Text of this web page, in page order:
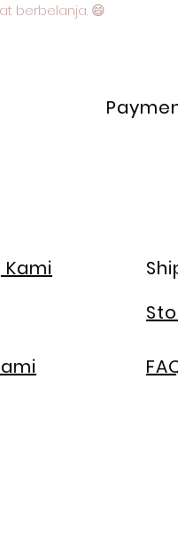
berbelanja. 😄